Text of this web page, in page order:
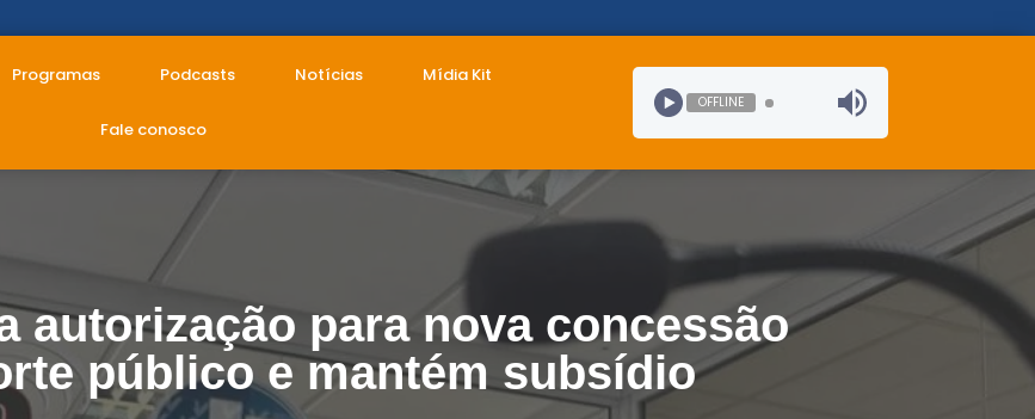
Programas Podcasts Notícias Mídia Kit
Fale conosco
OFFLINE
autorização para nova concessão
público e mantém subsídio